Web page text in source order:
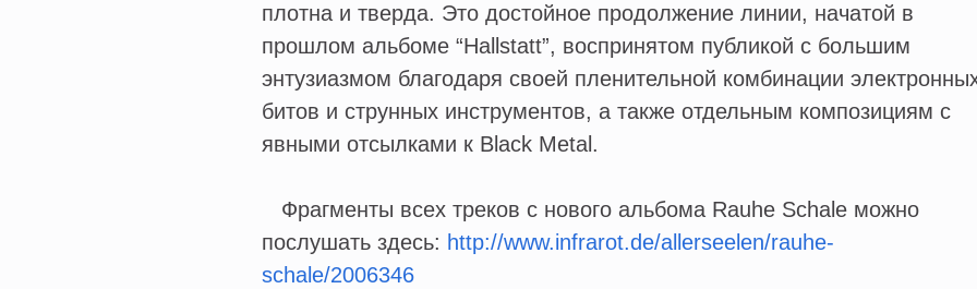
плотна и тверда. Это достойное продолжение линии, начатой в
прошлом альбоме “Hallstatt”, воспринятом публикой с большим
энтузиазмом благодаря своей пленительной комбинации
битов и струнных инструментов, а также отдельным композициям с
явными отсылками к Black Metal.
Фрагменты всех треков с нового альбома Rauhe Schale можно
послушать здесь: http://www.infrarot.de/allerseelen/rauhe-
schale/2006346